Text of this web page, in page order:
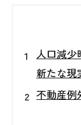
人口減少
新たな現
不動産例